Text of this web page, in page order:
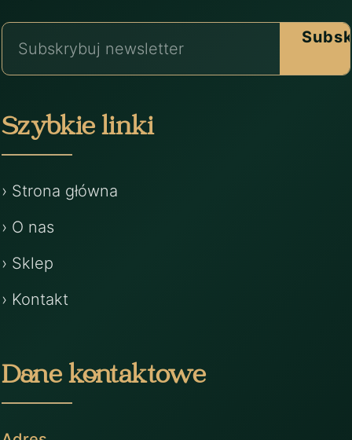
Szybkie linki
› Strona główna
› O nas
› Sklep
› Kontakt
Dane kontaktowe